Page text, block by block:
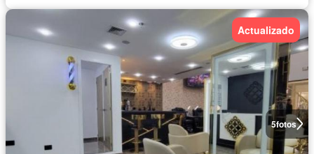
5fotos
Actualizado